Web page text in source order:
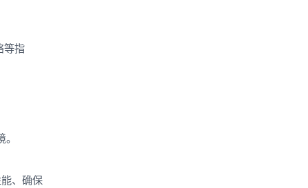
等指
、确保